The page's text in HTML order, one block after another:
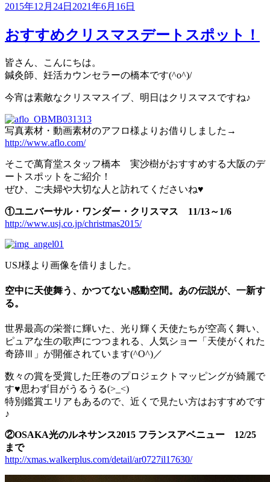
2015年12月24日 2021年6月16日
おすすめクリスマスデートスポット！
皆さん、こんにちは。
鍼灸師、妊活カウンセラーの橋本です(^o^)/
今宵は素敵なクリスマスイブ、明日はクリスマスですね♪
写真素材・動画素材のアフロ様よりお借りしました→
http://www.aflo.com/
そこで萬育堂スタッフ橋本 実沙樹がおすすめする大阪のデ
ートスポットをご紹介！
ぜひ、ご夫婦や大切な人と訪れてくださいね♥
①ユニバーサル・ワンダー・クリスマス 11/13～1/6
http://www.usj.co.jp/christmas2015/
USJ様より画像を借りました。
空中に天使舞う、かつてない感動空間。あの伝説が、一新す
る。
世界最高の栄誉に輝いた、光り輝く天使たちが空高く舞い、
ピュアな生の歌声につつまれる、人気ショー「天使がくれた
奇跡Ⅲ」が開催されています(^O^)／
数々の賞を受賞した圧巻のプロジェクトマッピングが綺麗で
す♥思わず目がうるうる(>_<)
特別鑑賞エリアもあるので、近くで見たい方はおすすめです
♪
②OSAKA光のルネサンス2015 フランスアベニュー 12/25
まで
http://xmas.walkerplus.com/detail/ar0727il17630/